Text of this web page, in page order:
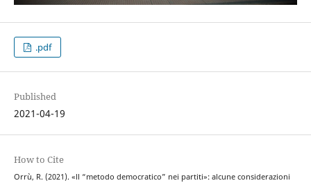
.pdf
Published
2021-04-19
How to Cite
Orrù, R. (2021). «ll “metodo democratico” nei partiti»: alcune considerazioni